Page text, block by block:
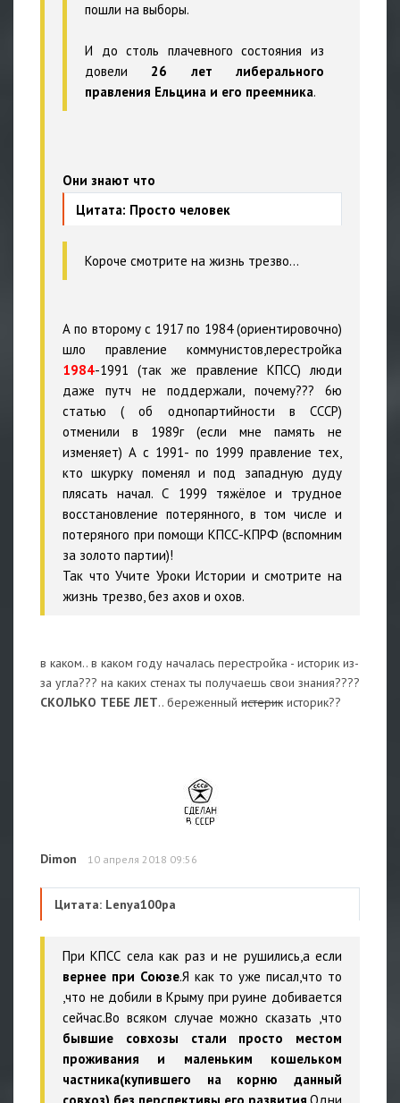
пошли на выборы.
И до столь плачевного состояния из
довели 26 лет либерального
правления Ельцина и его преемника.
Они знают что
Цитата: Просто человек
Короче смотрите на жизнь трезво...
А по второму с 1917 по 1984 (ориентировочно)
шло правление коммунистов,перестройка
1984-1991 (так же правление КПСС) люди
даже путч не поддержали, почему??? 6ю
статью ( об однопартийности в СССР)
отменили в 1989г (если мне память не
изменяет) А с 1991- по 1999 правление тех,
кто шкурку поменял и под западную дуду
плясать начал. С 1999 тяжёлое и трудное
восстановление потерянного, в том числе и
потеряного при помощи КПСС-КПРФ (вспомним
за золото партии)!
Так что Учите Уроки Истории и смотрите на
жизнь трезво, без ахов и охов.
в каком.. в каком году началась перестройка - историк из-
за угла??? на каких стенах ты получаешь свои знания????
СКОЛЬКО ТЕБЕ ЛЕТ.. береженный истерик историк??
Dimon 10 апреля 2018 09:56
Цитата: Lenya100pa
При КПСС села как раз и не рушились,а если
вернее при Союзе.Я как то уже писал,что то
,что не добили в Крыму при руине добивается
сейчас.Во всяком случае можно сказать ,что
бывшие совхозы стали просто местом
проживания и маленьким кошельком
частника(купившего на корню данный